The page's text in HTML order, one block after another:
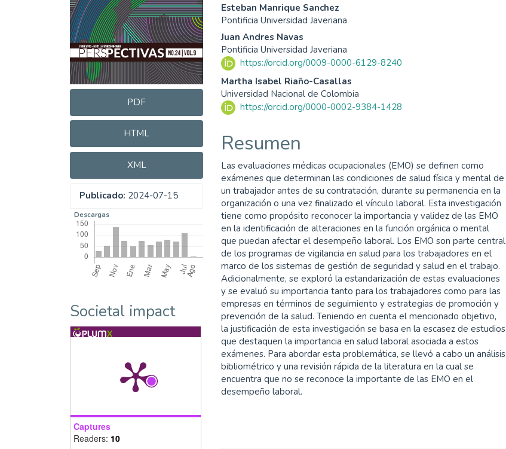
PDF
HTML
XML
Publicado: 2024-07-15
Descargas
Societal impact
Captures
Readers: 10
Esteban Manrique Sanchez
Pontificia Universidad Javeriana
Juan Andres Navas
Pontificia Universidad Javeriana
https://orcid.org/0009-0000-6129-8240
Martha Isabel Riaño-Casallas
Universidad Nacional de Colombia
https://orcid.org/0000-0002-9384-1428
Resumen
Las evaluaciones médicas ocupacionales (EMO) se definen como
exámenes que determinan las condiciones de salud física y mental de
un trabajador antes de su contratación, durante su permanencia en la
organización o una vez finalizado el vínculo laboral. Esta investigación
tiene como propósito reconocer la importancia y validez de las EMO
en la identificación de alteraciones en la función orgánica o mental
que puedan afectar el desempeño laboral. Los EMO son parte central
de los programas de vigilancia en salud para los trabajadores en el
marco de los sistemas de gestión de seguridad y salud en el trabajo.
Adicionalmente, se exploró la estandarización de estas evaluaciones
y se evaluó su importancia tanto para los trabajadores como para las
empresas en términos de seguimiento y estrategias de promoción y
prevención de la salud. Teniendo en cuenta el mencionado objetivo,
la justificación de esta investigación se basa en la escasez de estudios
que destaquen la importancia en salud laboral asociada a estos
exámenes. Para abordar esta problemática, se llevó a cabo un análisis
bibliométrico y una revisión rápida de la literatura en la cual se
encuentra que no se reconoce la importante de las EMO en el
desempeño laboral.